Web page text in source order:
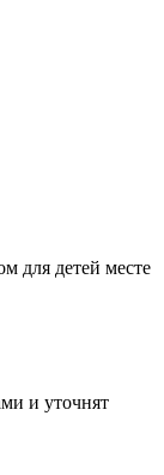
для детей месте
и уточнят